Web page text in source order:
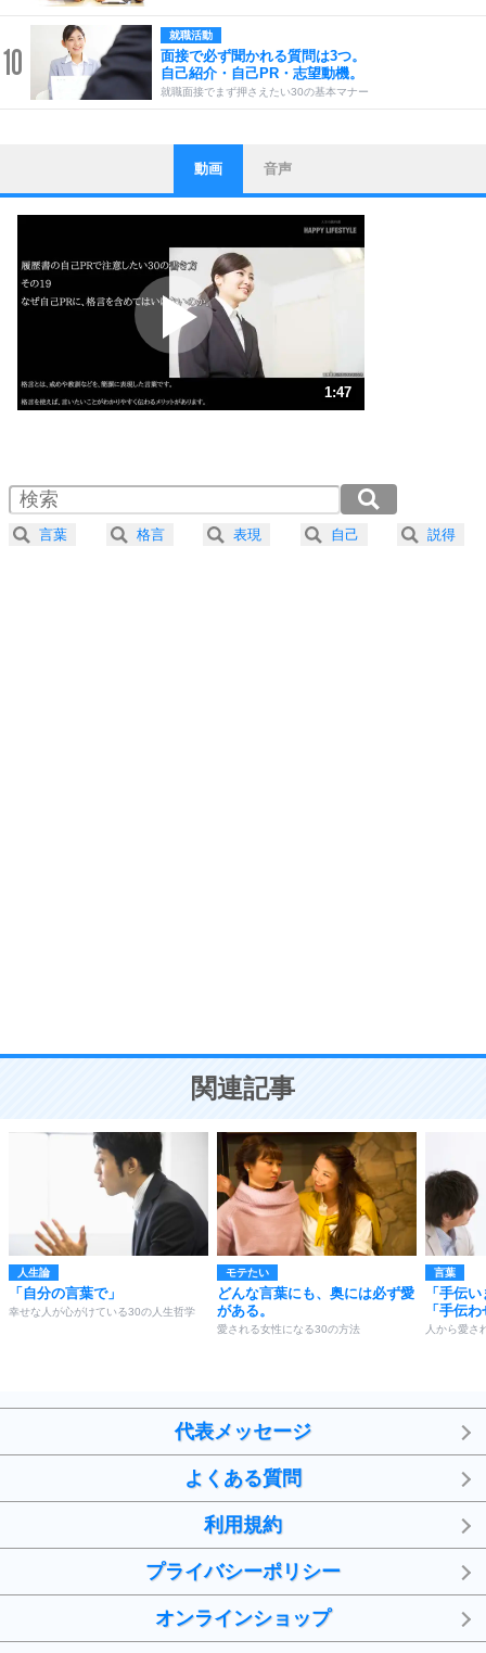
10
就職活動
面接で必ず聞かれる質問は3つ。
自己紹介・自己PR・志望動機。
就職面接でまず押さえたい30の基本マナー
1
ストレス対策
他人と比べない。
いっそのこと、他人を見ない。
いらいらしない人になる30の方法
プラス思考
ポジティブになれない原因は、行動しないから。
ポジティブ思考になる30の方法
ストレス対策
人生、なんとかなるもの。
気楽に生きる30の方法
4 器の大きい人は、怒りを優しさで表現する。
プラス思考
ことが大切。
動画 音声
1:47
2.0倍速 （211KB 53秒）
2.5倍速 （169KB 43秒）
3.0倍速 （141KB 35秒）
言葉 格言 表現 自己 説得
関連記事
人生論
「自分の言葉で」
幸せな人が心がけている30の人生哲学
モテたい
どんな言葉にも、奥には必ず愛
がある。
愛される女性になる30の方法
言葉
「手伝
「手伝
人から愛さ
代表メッセージ
よくある質問
利用規約
プライバシーポリシー
オンラインショップ